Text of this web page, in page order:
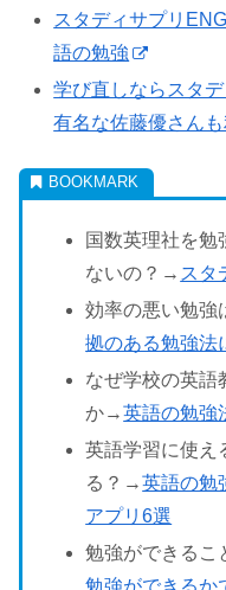
スタディサプリ
語の勉強
学び直しならスタ
有名な佐藤優さん
国数英理社を勉
ないの？→ スタ
効率の悪い勉
拠のある勉強法
なぜ学校の英語
か→英語の勉強
英語学習に使え
る？→英語の勉
アプリ6選
勉強ができるこ